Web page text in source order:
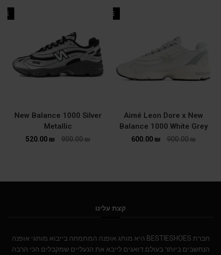
SALE
Aimé Leon Dore x New
Balance 1000 White Grey
900.00₪
600.00 ₪
New Balance 1000 Silver
Metallic
900.00₪
520.00 ₪
קצת עלינו
חברת BESTIESHOES היא מותג אופנה המתמחה בייבוא מותגי אופנה
הנחשבים ביותר בעולם.דואגים לייבא את הנעליים שמקבלים הכי הרבה